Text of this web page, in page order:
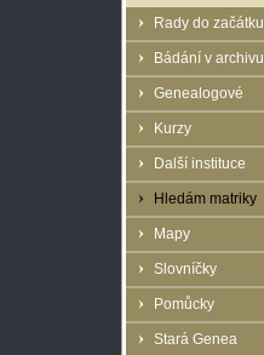
Rady do začátku
Bádání v archivu
Genealogové
Kurzy
Další instituce
Hledám matriky
Mapy
Slovníčky
Pomůcky
Stará Genea